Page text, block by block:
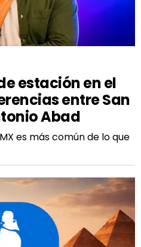
estación en el
entre San
Abad
es más común de lo que